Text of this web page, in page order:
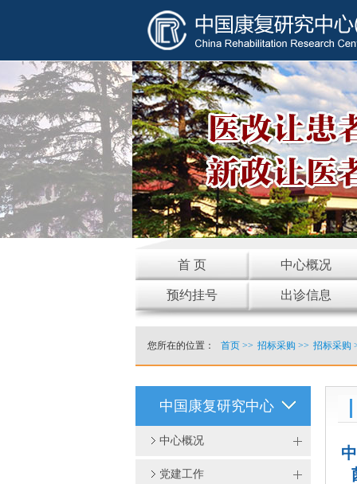
首 页 中心概况
预约挂号 出诊信息
您所在的位置： 首页>> 招标采购 >> 招标采购
中国康复研究中心
中心概况
党建工作